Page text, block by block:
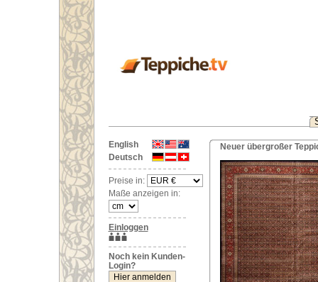
English
Deutsch
Preise in:
Maße anzeigen in:
Einloggen
Noch kein Kunden-
Login?
Neuer übergroßer